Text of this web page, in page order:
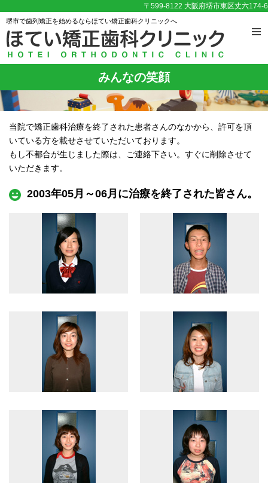
〒599-8122 大阪府堺市東区丈六174-6
堺市で歯列矯正を始めるならほてい矯正歯科クリニックへ
みんなの笑顔
当院で矯正歯科治療を終了された患者さんのなかから、許可を頂
いている方を載せさせていただいております。
もし不都合が生じました際は、ご連絡下さい。すぐに削除させて
いただきます。
2003年05月～06月に治療を終了された皆さん。